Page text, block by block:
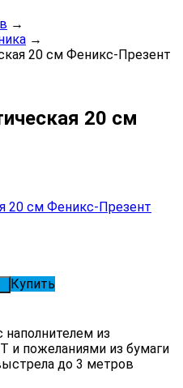
→
→
20 см Феникс-Презент
20 см
Купить
из
и пожеланиями из бумаги
до 3 метров